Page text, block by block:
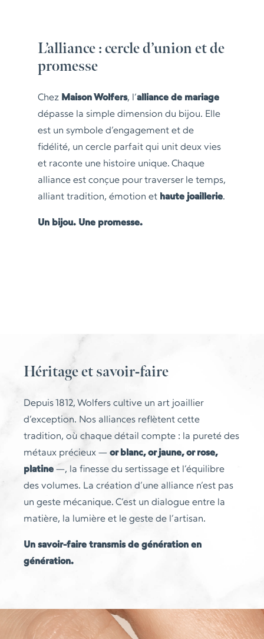
L’alliance : cercle d’union et de
promesse
Chez Maison Wolfers, l’alliance de mariage
dépasse la simple dimension du bijou. Elle
est un symbole d’engagement et de
fidélité, un cercle parfait qui unit deux vies
et raconte une histoire unique. Chaque
alliance est conçue pour traverser le temps,
alliant tradition, émotion et haute joaillerie.
Un bijou. Une promesse.
Héritage et savoir-faire
Depuis 1812, Wolfers cultive un art joaillier
d’exception. Nos alliances reflètent cette
tradition, où chaque détail compte : la pureté des
métaux précieux — or blanc, or jaune, or rose,
platine —, la finesse du sertissage et l’équilibre
des volumes. La création d’une alliance n’est pas
un geste mécanique. C’est un dialogue entre la
matière, la lumière et le geste de l’artisan.
Un savoir-faire transmis de génération en
génération.